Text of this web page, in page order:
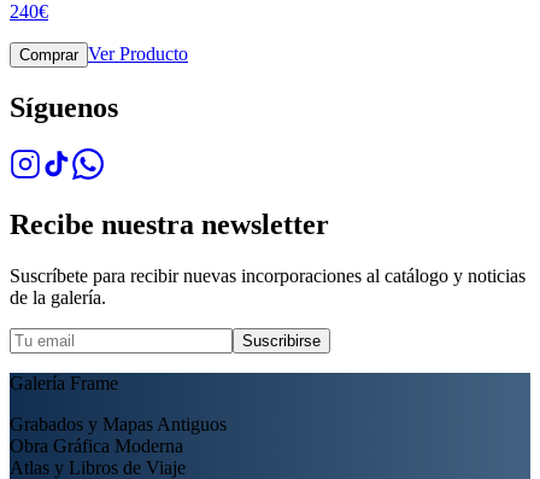
240€
Comprar Ver Producto
Síguenos
Recibe nuestra newsletter
Suscríbete para recibir nuevas incorporaciones al catálogo y noticias
de la galería.
Suscribirse
Galería Frame
Grabados y Mapas Antiguos
Obra Gráfica Moderna
Atlas y Libros de Viaje